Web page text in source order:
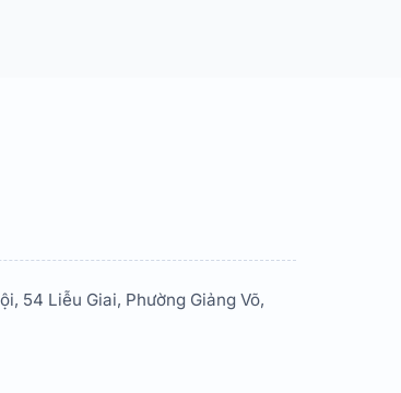
54 Liễu Giai, Phường Giảng Võ,